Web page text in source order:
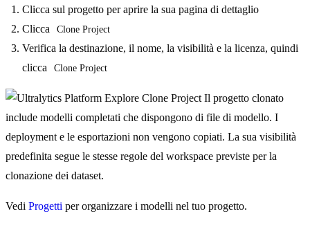
Clicca sul progetto per aprire la sua pagina di dettaglio
Clicca
Clone Project
Verifica la destinazione, il nome, la visibilità e la licenza, quindi
clicca
Clone Project
Il progetto clonato
include modelli completati che dispongono di file di modello. I
deployment e le esportazioni non vengono copiati. La sua visibilità
predefinita segue le stesse regole del workspace previste per la
clonazione dei dataset.
Vedi Progetti per organizzare i modelli nel tuo progetto.